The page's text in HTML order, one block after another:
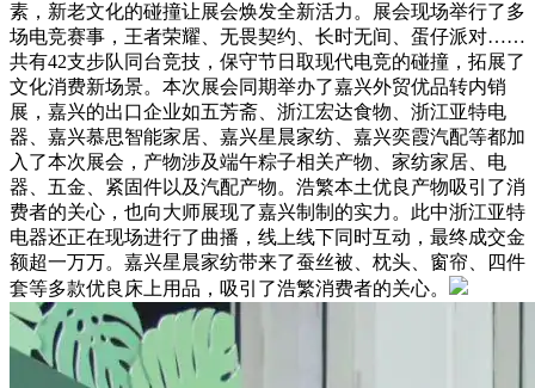
素，新老文化的碰撞让展会焕发全新活力。展会现场举行了多
场电竞赛事，王者荣耀、无畏契约、长时无间、蛋仔派对……
共有42支步队同台竞技，保守节日取现代电竞的碰撞，拓展了
文化消费新场景。本次展会同期举办了嘉兴外贸优品转内销
展，嘉兴的出口企业如五芳斋、浙江宏达食物、浙江亚特电
器、嘉兴慕思智能家居、嘉兴星晨家纺、嘉兴奕霞汽配等都加
入了本次展会，产物涉及端午粽子相关产物、家纺家居、电
器、五金、紧固件以及汽配产物。浩繁本土优良产物吸引了消
费者的关心，也向大师展现了嘉兴制制的实力。此中浙江亚特
电器还正在现场进行了曲播，线上线下同时互动，最终成交金
额超一万万。嘉兴星晨家纺带来了蚕丝被、枕头、窗帘、四件
套等多款优良床上用品，吸引了浩繁消费者的关心。